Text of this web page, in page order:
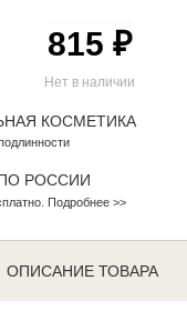
Нет в наличии
815 ₽
КОСМЕТИКА
РОССИИ
Подробнее >>
ОПИСАНИЕ ТОВАРА